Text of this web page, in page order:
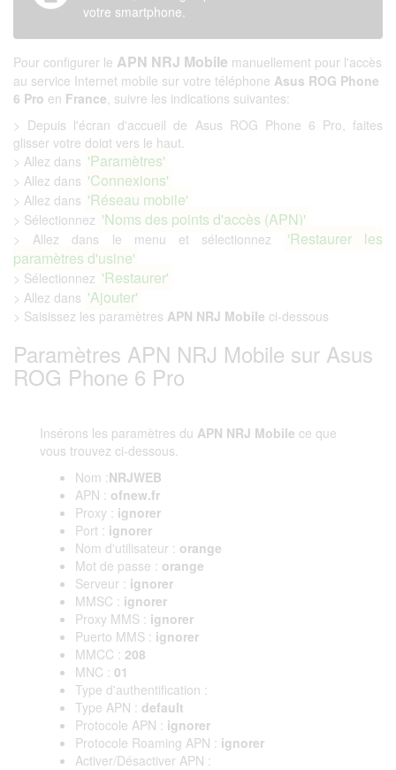
votre smartphone.
Pour configurer le APN NRJ Mobile manuellement pour l'accès
au service Internet mobile sur votre téléphone Asus ROG Phone
6 Pro en France, suivre les indications suivantes:
> Depuis l'écran d'accueil de Asus ROG Phone 6 Pro, faites
glisser votre doigt vers le haut.
> Allez dans 'Paramètres'
> Allez dans 'Connexions'
> Allez dans 'Réseau mobile'
> Sélectionnez 'Noms des points d'accès (APN)'
> Allez dans le menu et sélectionnez
'Restaurer les
paramètres d'usine'
> Sélectionnez 'Restaurer'
> Allez dans 'Ajouter'
> Saisissez les paramètres APN NRJ Mobile ci-dessous
Paramètres APN NRJ Mobile sur Asus
ROG Phone 6 Pro
Insérons les paramètres du APN NRJ Mobile ce que
vous trouvez ci-dessous.
Nom :NRJWEB
APN : ofnew.fr
Proxy : ignorer
Port : ignorer
Nom d'utilisateur : orange
Mot de passe : orange
Serveur : ignorer
MMSC : ignorer
Proxy MMS : ignorer
Puerto MMS : ignorer
MMCC : 208
MNC : 01
Type d'authentification :
Type APN : default
Protocole APN : ignorer
Protocole Roaming APN : ignorer
Activer/Désactiver APN :